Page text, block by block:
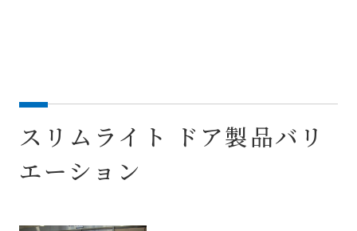
スリムライト ドア製品バリ
エーション